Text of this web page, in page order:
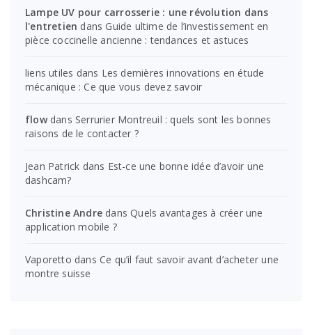
Lampe UV pour carrosserie : une révolution dans
l'entretien dans Guide ultime de l’investissement en
pièce coccinelle ancienne : tendances et astuces
liens utiles dans Les dernières innovations en étude
mécanique : Ce que vous devez savoir
flowdans Serrurier Montreuil : quels sont les bonnes
raisons de le contacter ?
Jean Patrick dans Est-ce une bonne idée d’avoir une
dashcam?
Christine Andre dansQuels avantages à créer une
application mobile ?
Vaporetto dansCe qu’il faut savoir avant d’acheter une
montre suisse